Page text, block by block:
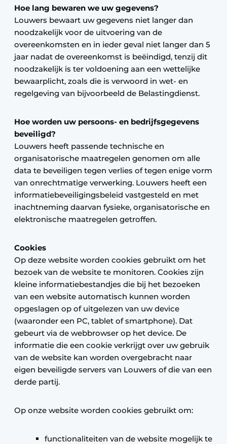
Hoe lang bewaren we uw gegevens?
Louwers bewaart uw gegevens niet langer dan
noodzakelijk voor de uitvoering van de
overeenkomsten en in ieder geval niet langer dan 5
jaar nadat de overeenkomst is beëindigd, tenzij dit
noodzakelijk is ter voldoening aan een wettelijke
bewaarplicht, zoals die is verwoord in wet- en
regelgeving van bijvoorbeeld de Belastingdienst.
Hoe worden uw persoons- en bedrijfsgegevens
beveiligd?
Louwers heeft passende technische en
organisatorische maatregelen genomen om alle
data te beveiligen tegen verlies of tegen enige vorm
van onrechtmatige verwerking. Louwers heeft een
informatiebeveiligingsbeleid vastgesteld en met
inachtneming daarvan fysieke, organisatorische en
elektronische maatregelen getroffen.
Cookies
Op deze website worden cookies gebruikt om het
bezoek van de website te monitoren. Cookies zijn
kleine informatiebestandjes die bij het bezoeken
van een website automatisch kunnen worden
opgeslagen op of uitgelezen van uw device
(waaronder een PC, tablet of smartphone). Dat
gebeurt via de webbrowser op het device. De
informatie die een cookie verkrijgt over uw gebruik
van de website kan worden overgebracht naar
eigen beveiligde servers van Louwers of die van een
derde partij.
Op onze website worden cookies gebruikt om:
functionaliteiten van de website mogelijk te